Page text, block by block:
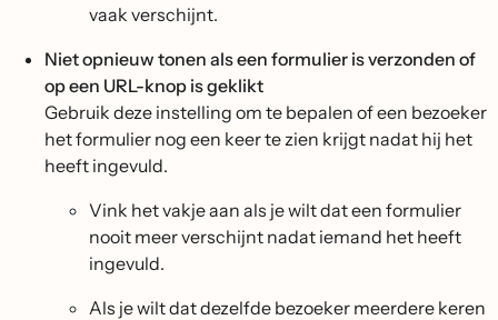
vaak verschijnt.
Niet opnieuw tonen als een formulier is verzonden of
op een URL-knop is geklikt
Gebruik deze instelling om te bepalen of een bezoeker
het formulier nog een keer te zien krijgt nadat hij het
heeft ingevuld.
Vink het vakje aan als je wilt dat een formulier
nooit meer verschijnt nadat iemand het heeft
ingevuld.
Als je wilt dat dezelfde bezoeker meerdere keren